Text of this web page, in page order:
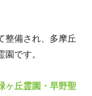
整備され、多摩丘
です。
丘霊園・早野聖